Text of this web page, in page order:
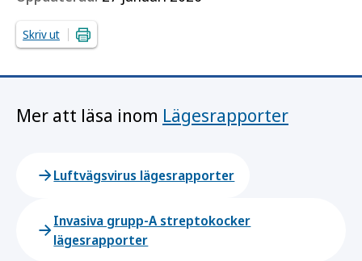
Skriv ut
Mer att läsa inom Lägesrapporter
Luftvägsvirus lägesrapporter
Invasiva grupp-A streptokocker
lägesrapporter